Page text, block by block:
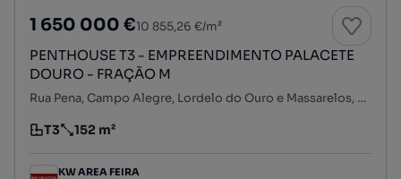
1 650 000 €10 855,26 €/m²
PENTHOUSE T3 - EMPREENDIMENTO PALACETE
DOURO - FRAÇÃO M
Rua Pena, Campo Alegre, Lordelo do Ouro e Massarelos, Porto, Porto
Tipologia
T3
Preço por metro quadrado
152 m²
KW AREA FEIRA